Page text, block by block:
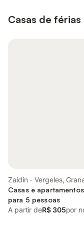
Casas de
Zaidín - Vergeles,
Casas e
para 5 pessoas
A partir deR$ 305por